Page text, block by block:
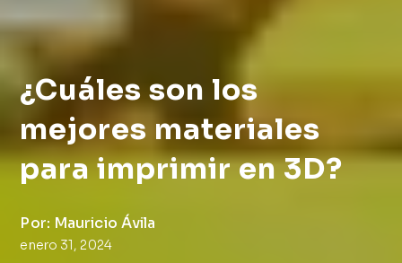
¿Cuáles son los
mejores materiales
para imprimir en 3D?
Por: Mauricio Ávila
enero 31, 2024